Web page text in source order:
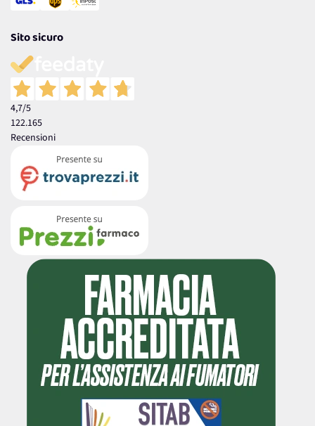
Sito sicuro
4,7/5
122.165
Recensioni